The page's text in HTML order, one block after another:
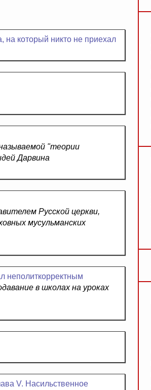
на который никто не приехал
"теории
Дарвина
Русской церкви,
мусульманских
неполиткорректным
в школах на уроках
V. Насильственное